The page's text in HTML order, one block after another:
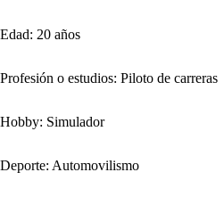
Edad: 20 años
Profesión o estudios: Piloto de carreras
Hobby: Simulador
Deporte: Automovilismo